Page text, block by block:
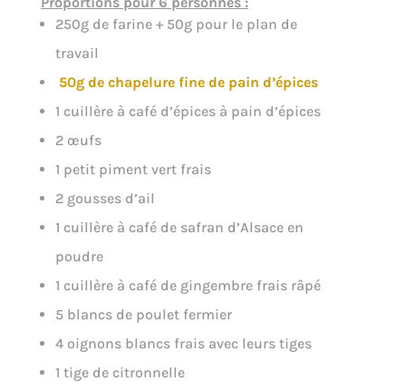
250g de farine + 50g pour le plan de
travail
50g de chapelure fine de pain d’épices
1 cuillère à café d’épices à pain d’épices
2 œufs
1 petit piment vert frais
2 gousses d’ail
1 cuillère à café de safran d’Alsace en
poudre
1 cuillère à café de gingembre frais râpé
5 blancs de poulet fermier
4 oignons blancs frais avec leurs tiges
1 tige de citronnelle